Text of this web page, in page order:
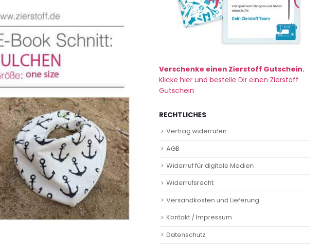
Verschenke einen Zierstoff Gutschein.
Klicke hier und bestelle Dir einen Zierstoff
Gutschein
RECHTLICHES
Vertrag widerrufen
AGB
Widerruf für digitale Medien
Widerrufsrecht
Versandkosten und Lieferung
Kontakt / Impressum
Datenschutz